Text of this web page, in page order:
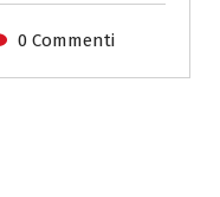
0 Commenti